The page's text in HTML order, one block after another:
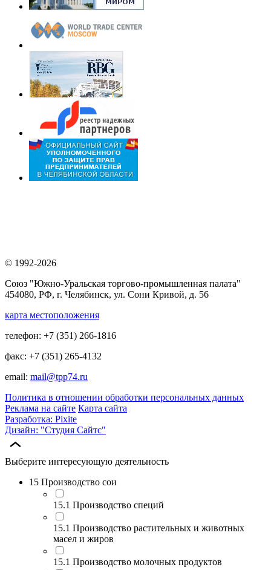
© 1992-2026
Союз "Южно-Уральская торгово-промышленная палата"
454080, РФ, г. Челябинск, ул. Сони Кривой, д. 56
карта местоположения
телефон: +7 (351) 266-1816
факс: +7 (351) 265-4132
email: mail@tpp74.ru
Политика в отношении обработки персональных данных
Реклама на сайте Карта сайта
Разработка: Pixite
Дизайн: "Студия Сайтс"
Выберите интересующую деятельность
15 Производство сои
15.1 Производство специй
15.1 Производство растительных и животных
масел и жиров
15.1 Производство молочных продуктов